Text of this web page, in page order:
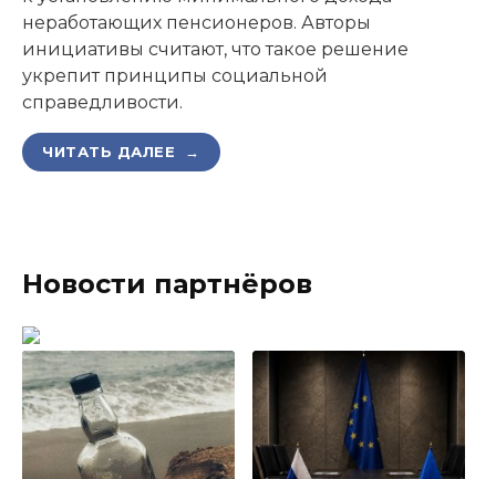
неработающих пенсионеров. Авторы
инициативы считают, что такое решение
укрепит принципы социальной
справедливости.
ЧИТАТЬ ДАЛЕЕ →
Новости партнёров